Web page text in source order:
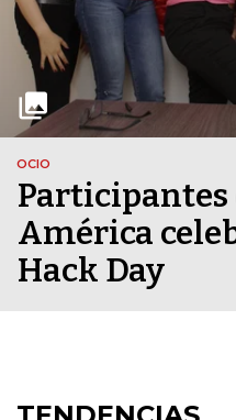
OCIO
Participantes
América
Hack Day